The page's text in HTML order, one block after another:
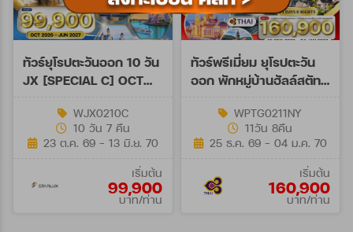
ทัวร์ยุโรปตะวันออก 10 วัน
JX [SPECIAL C] OCT
WJX0210C
10 วัน 7 คืน
23 ต.ค. 69 - 13 มิ.ย. 70
เริ่มต้น
99,900
บาท/ท่าน
ทัวร์พรีเมี่ยม ยุโรปตะวัน
ออก พักหมู่บ้านฮัลล์สตัทท์
26 - 04 JAN 27 NY
WPTG0211NY
11วัน 8คืน
25 ธ.ค. 69 - 04 ม.ค. 70
เริ่มต้น
160,900
บาท/ท่าน